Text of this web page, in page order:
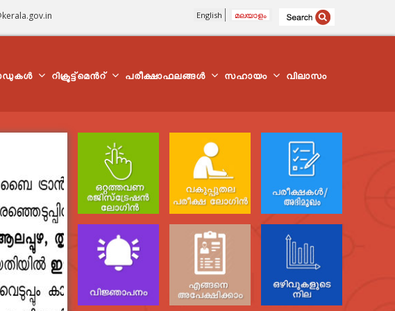
English മലയാളം
റിക്രൂട്ട്മെന്‍റ് പരീക്ഷാഫലങ്ങൾ സഹായം വിലാസം